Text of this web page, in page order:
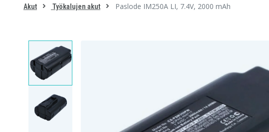
Akut Työkalujen akut Paslode IM250A LI, 7.4V, 2000 mAh